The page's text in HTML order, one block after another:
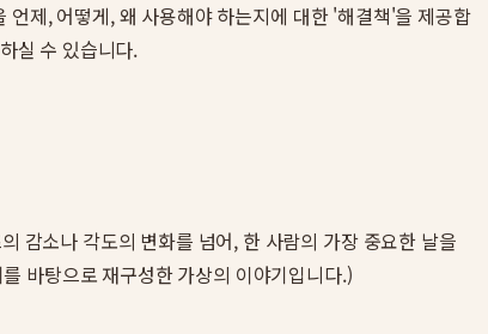
제, 어떻게, 왜 사용해야 하는지에 대한 '해결책'을 제공합
실 수 있습니다.
감소나 각도의 변화를 넘어, 한 사람의 가장 중요한 날을
바탕으로 재구성한 가상의 이야기입니다.)